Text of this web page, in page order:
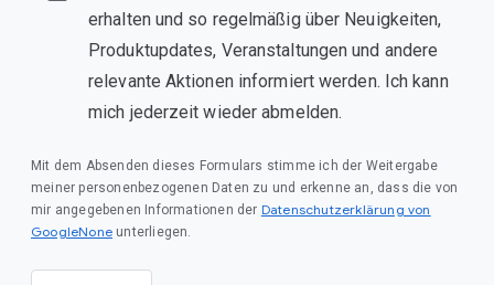
erhalten und so regelmäßig über Neuigkeiten,
Produktupdates, Veranstaltungen und andere
relevante Aktionen informiert werden. Ich kann
mich jederzeit wieder abmelden.
Mit dem Absenden dieses Formulars stimme ich der Weitergabe
meiner personenbezogenen Daten zu und erkenne an, dass die von
mir angegebenen Informationen der Datenschutzerklärung von
GoogleNone unterliegen.